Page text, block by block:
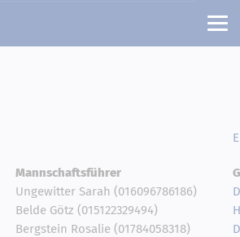
Mannschaftsführer
Ungewitter Sarah (016096786186)
Belde Götz (015122329494)
Bergstein Rosalie (01784058318)